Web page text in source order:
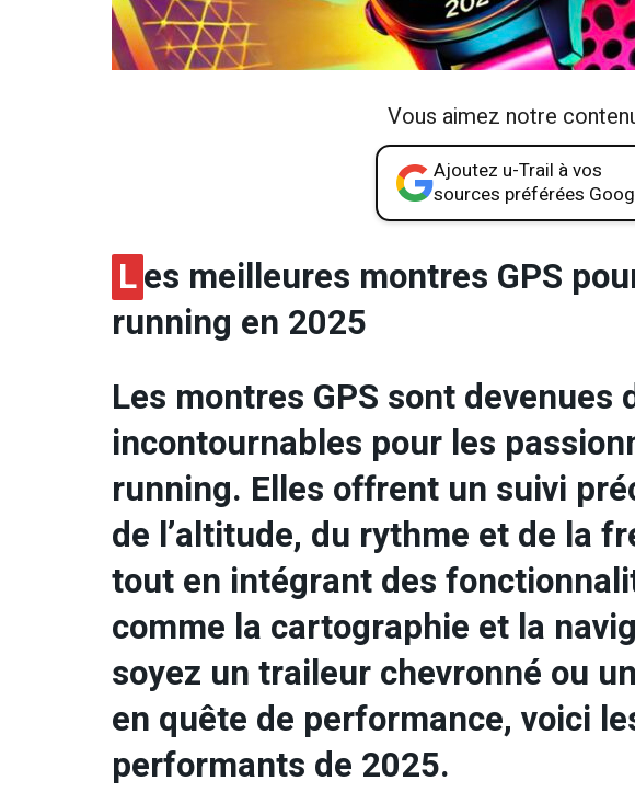
Vous aimez notre
Ajoutez u-Trail à vos
sources préférées
Les meilleures montres GPS
running en 2025
Les montres GPS sont devenues
incontournables pour les
running. Elles offrent un suivi
de l’altitude, du rythme et de la
tout en intégrant des
comme la cartographie et la
soyez un traileur chevronné ou
en quête de performance, voici
performants de 2025.